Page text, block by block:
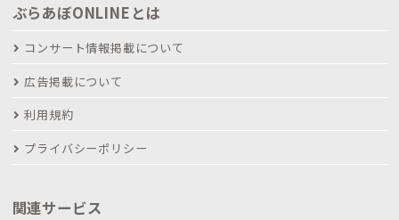
ぶらあぼONLINEとは
コンサート情報掲載について
広告掲載について
利用規約
プライバシーポリシー
関連サービス